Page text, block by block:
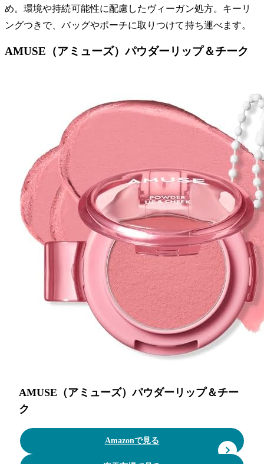
め。環境や持続可能性に配慮したヴィーガン処方。キーリ
ングつきで、バッグやポーチに取りつけて持ち運べます。
AMUSE（アミューズ）パウダーリップ＆チーク
AMUSE（アミューズ）パウダーリップ＆チー
ク
Amazonで見る